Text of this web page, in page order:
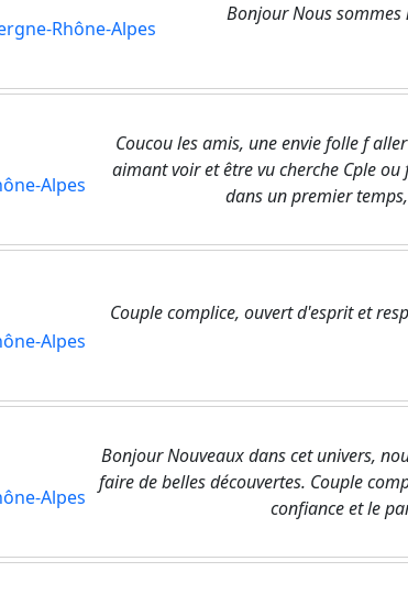
Rhône-Alpes
Bonjour Nous
Alpes
Coucou les amis, une envie folle f
aimant voir et être vu cherche Cple
dans un premier
Alpes
Couple complice, ouvert d'esprit et
Alpes
Bonjour Nouveaux dans cet univers,
faire de belles découvertes. Couple
confiance et le